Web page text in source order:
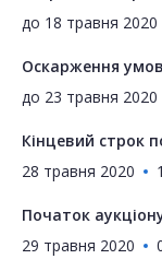
до 18 травня 2020
Оскарження умов
до 23 травня 2020
Кінцевий строк
28 травня 2020
Початок
29 травня 2020